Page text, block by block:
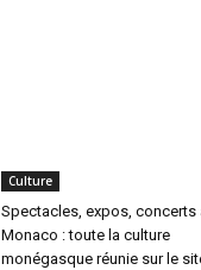
Culture
Spectacles, expos, concerts
Monaco : toute la culture
monégasque réunie sur le